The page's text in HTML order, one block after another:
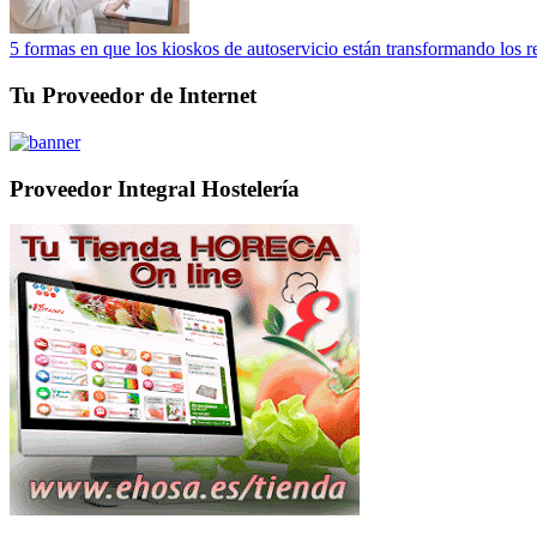
5 formas en que los kioskos de autoservicio están transformando los
Tu Proveedor de Internet
Proveedor Integral Hostelería